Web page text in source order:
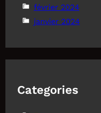
février 2024
janvier 2024
Categories